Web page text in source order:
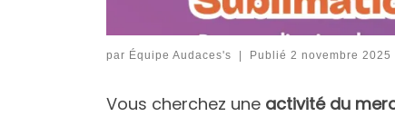
par Équipe Audaces's Publié 2 novembre 2025
Vous cherchez une activité du